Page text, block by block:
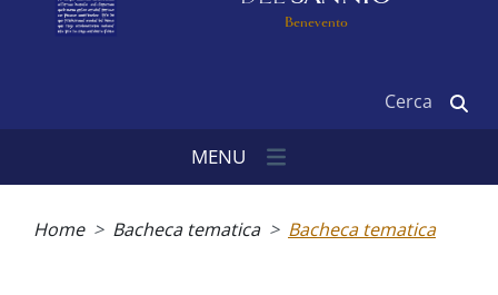
Benevento
MENU
Home Bacheca tematica Bacheca tematica